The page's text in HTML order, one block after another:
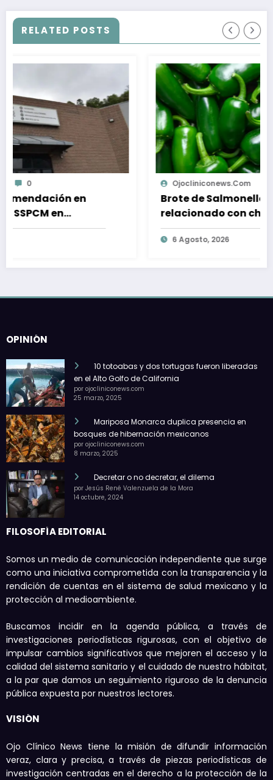
RELATED POSTS
Ojocliniconews.com 0
Brote de Salmonella en EU
relacionado con chiles jalapeños de
Sinaloa
OPINIÓN
10 totoabas y dos tortugas fueron liberadas
en el Alto Golfo de California
por ojocliniconews.com
25 marzo, 2025
Mariposa Monarca duplica presencia en
bosques de hibernación mexicanos
por ojocliniconews.com
8 marzo, 2025
Decretar o no decretar, el dilema
por Jesús René Valenzuela de la Mora
14 octubre, 2024
FILOSOFÍA EDITORIAL
Somos un medio de comunicación independiente que surge
como una iniciativa comprometida con la transparencia y la
rendición de cuentas en el sistema de salud mexicano y la
protección al medioambiente.
Buscamos incidir en la agenda pública, a través de
investigaciones periodísticas rigurosas, con el objetivo de
impulsar cambios significativos que mejoren el acceso y la
calidad del sistema sanitario y el cuidado de nuestro hábitat,
a la par que damos un seguimiento riguroso de la denuncia
pública expuesta por nuestros lectores.
VISIÓN
Ojo Clínico News tiene la misión de difundir información
veraz, clara y precisa, a través de piezas periodísticas de
investigación centradas en el derecho a la protección de la